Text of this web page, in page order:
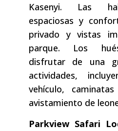
Kasenyi. Las
espaciosas y
privado y vistas
parque. Los
disfrutar de una
actividades,
vehículo,
avistamiento de
Parkview Safari